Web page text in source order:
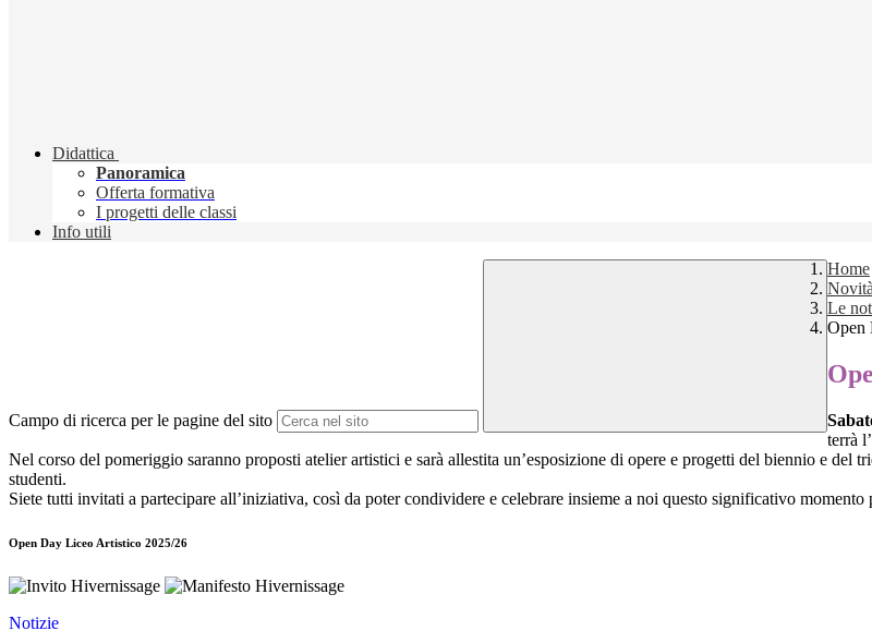
Didattica
Panoramica
Offerta formativa
I progetti delle classi
Info utili
Campo di ricerca per le pagine del sito
Home
Novità
Le
Open
terrà
Nel corso del pomeriggio saranno proposti atelier artistici e sarà allestita un’esposizione di opere e progetti del biennio e
studenti.
Siete tutti invitati a partecipare all’iniziativa, così da poter condividere e celebrare insieme a noi questo significativo
Open Day Liceo Artistico 2025/26
Notizie